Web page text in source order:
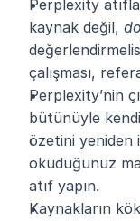
Perplexity
kaynak değil,
çalışması,
Perplexity’nin
bütünüyle
özetini yeniden
okuduğunuz
atıf yapın.
Kaynakların